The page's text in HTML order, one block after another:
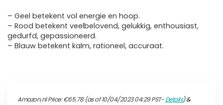
– Geel betekent vol energie en hoop.
– Rood betekent veelbelovend, gelukkig, enthousiast,
gedurfd, gepassioneerd.
– Blauw betekent kalm, rationeel, accuraat.
Amazon.nl Price:€65.78(as of 10/04/2023 04:29 PST-Details)&